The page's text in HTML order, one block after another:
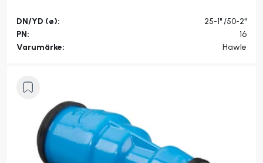
DN/YD (ø):
25-1" /50-2"
PN:
16
Varumärke:
Hawle